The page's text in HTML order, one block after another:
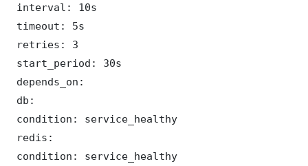
interval: 10s
timeout: 5s
retries: 3
start_period: 30s
depends_on:
db:
condition: service_healthy
redis:
condition: service_healthy